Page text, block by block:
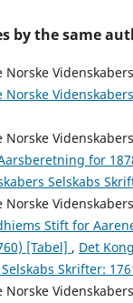
by the same
Norske
Norske
Norske
for
Selskabs
Norske
Stift for
[Tabel] , Det
Skrifter:
Norske